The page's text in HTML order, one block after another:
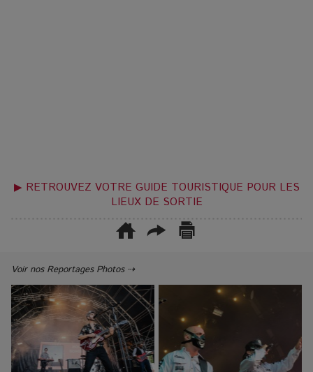
▶ RETROUVEZ VOTRE GUIDE TOURISTIQUE POUR LES
LIEUX DE SORTIE
Voir nos Reportages Photos ⇢